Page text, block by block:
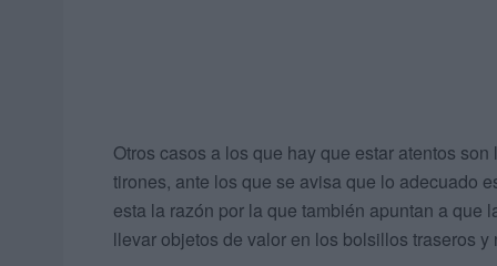
Otros casos a los que hay que estar atentos
tirones, ante los que se avisa que lo adecuado
esta la razón por la que también apuntan a
llevar objetos de valor en los bolsillos traseros